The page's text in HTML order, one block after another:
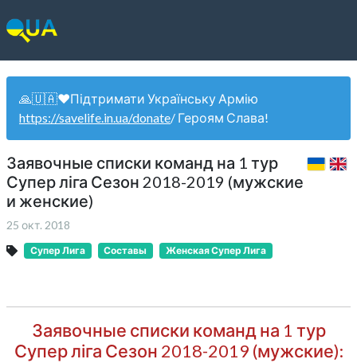
🙏🇺🇦❤️Підтримати Українську Армію
https://savelife.in.ua/donate/ Героям Слава!
Заявочные списки команд на 1 тур
Супер ліга Сезон 2018-2019 (мужские
и женские)
25 окт. 2018
Супер Лига Составы Женская Супер Лига
Заявочные списки команд на 1 тур
Супер ліга Сезон 2018-2019 (мужские):